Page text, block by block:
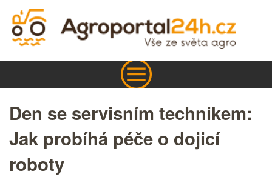
Den se servisním technikem:
Jak probíhá péče o dojicí
roboty